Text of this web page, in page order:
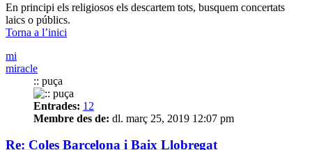
En principi els religiosos els descartem tots, busquem concertats
laics o públics.
Torna a l’inici
mi
miracle
:: puça
Entrades: 12
Membre des de: dl. març 25, 2019 12:07 pm
Re: Coles Barcelona i Baix Llobregat